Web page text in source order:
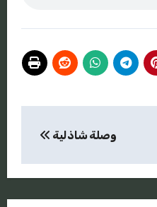
وصلة شاذلية